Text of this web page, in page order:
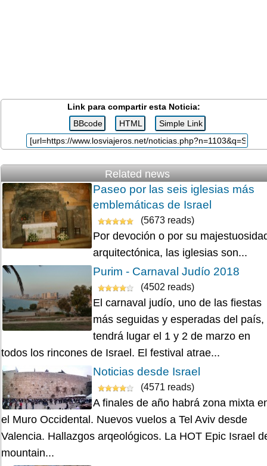
Link para compartir esta Noticia:
Related news
Paseo por las seis iglesias más
emblemáticas de Israel
(5673 reads)
Por devoción o por su
arquitectónica, las iglesias son...
Purim - Carnaval Judío 2018
(4502 reads)
El carnaval judío, uno de las fiestas
más seguidas y esperadas del país,
tendrá lugar el 1 y 2 de marzo en
todos los rincones de Israel. El festival atrae...
Noticias desde Israel
(4571 reads)
A finales de año habrá zona mixta
el Muro Occidental. Nuevos vuelos a Tel Aviv desde
Valencia. Hallazgos arqeológicos. La HOT Epic Israel
mountain...